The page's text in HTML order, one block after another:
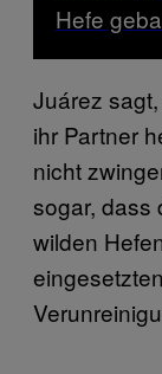
Hefe
Juárez
ihr Partner
nicht
sogar, dass
wilden